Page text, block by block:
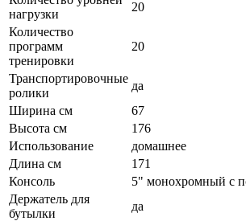
нагрузки
20
Количество
программ
тренировки
20
Транспортировочные
ролики
да
Ширина см
67
Высота см
176
Использование
домашнее
Длина см
171
Консоль
5" монохромный с
Держатель для
бутылки
да